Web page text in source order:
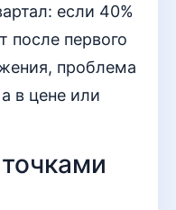
если 40%
после первого
проблема
в цене или